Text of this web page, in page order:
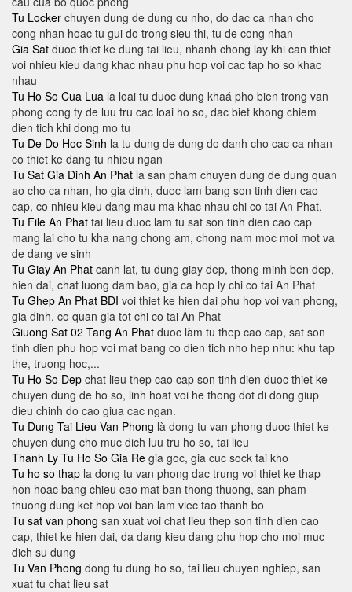
Tu Locker chuyen dung de dung cu nho, do dac ca nhan cho
cong nhan hoac tu gui do trong sieu thi, tu de cong nhan
Gia Sat duoc thiet ke dung tai lieu, nhanh chong lay khi can thiet
voi nhieu kieu dang khac nhau phu hop voi cac tap ho so khac
nhau
Tu Ho So Cua Lua la loai tu duoc dung khaá pho bien trong van
phong cong ty de luu tru cac loai ho so, dac biet khong chiem
dien tich khi dong mo tu
Tu De Do Hoc Sinh la tu dung de dung do danh cho cac ca nhan
co thiet ke dang tu nhieu ngan
Tu Sat Gia Dinh An Phat la san pham chuyen dung de dung quan
ao cho ca nhan, ho gia dinh, duoc lam bang son tinh dien cao
cap, co nhieu kieu dang mau ma khac nhau chi co tai An Phat.
Tu File An Phat tai lieu duoc lam tu sat son tinh dien cao cap
mang lai cho tu kha nang chong am, chong nam moc moi mot va
de dang ve sinh
Tu Giay An Phat canh lat, tu dung giay dep, thong minh ben dep,
hien dai, chat luong dam bao, gia ca hop ly chi co tai An Phat
Tu Ghep An Phat BDI voi thiet ke hien dai phu hop voi van phong,
gia dinh, co quan gia tot chi co tai An Phat
Giuong Sat 02 Tang An Phat duoc làm tu thep cao cap, sat son
tinh dien phu hop voi mat bang co dien tich nho hep nhu: khu tap
the, truong hoc,...
Tu Ho So Dep chat lieu thep cao cap son tinh dien duoc thiet ke
chuyen dung de ho so, linh hoat voi he thong dot di dong giup
dieu chinh do cao giua cac ngan.
Tu Dung Tai Lieu Van Phong là dong tu van phong duoc thiet ke
chuyen dung cho muc dich luu tru ho so, tai lieu
Thanh Ly Tu Ho So Gia Re gia goc, gia cuc sock tai kho
Tu ho so thap la dong tu van phong dac trung voi thiet ke thap
hon hoac bang chieu cao mat ban thong thuong, san pham
thuong dung ket hop voi ban lam viec tao thanh bo
Tu sat van phong san xuat voi chat lieu thep son tinh dien cao
cap, thiet ke hien dai, da dang kieu dang phu hop cho moi muc
dich su dung
Tu Van Phong dong tu dung ho so, tai lieu chuyen nghiep, san
xuat tu chat lieu sat